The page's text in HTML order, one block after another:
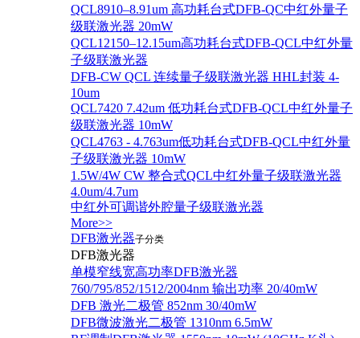
QCL8910–8.91um 高功耗台式DFB-QC中红外量子
级联激光器 20mW
QCL12150–12.15um高功耗台式DFB-QCL中红外量
子级联激光器
DFB-CW QCL 连续量子级联激光器 HHL封装 4-
10um
QCL7420 7.42um 低功耗台式DFB-QCL中红外量子
级联激光器 10mW
QCL4763 - 4.763um低功耗台式DFB-QCL中红外量
子级联激光器 10mW
1.5W/4W CW 整合式QCL中红外量子级联激光器
4.0um/4.7um
中红外可调谐外腔量子级联激光器
More>>
DFB激光器子分类
DFB激光器
单模窄线宽高功率DFB激光器
760/795/852/1512/2004nm 输出功率 20/40mW
DFB 激光二极管 852nm 30/40mW
DFB微波激光二极管 1310nm 6.5mW